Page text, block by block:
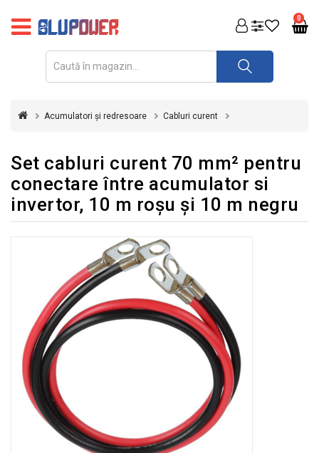
0
FOTOVOLTAICE
REDRESOARE
INVERTOARE
UPS
GRADINA
SCULE
ECHIPAMENTE
ELECTRICE
ECHIPAMENTE
Acumulatori și redresoare Cabluri curent
Set cabluri curent 70 mm² pentru
conectare între acumulator si
invertor, 10 m roșu şi 10 m negru